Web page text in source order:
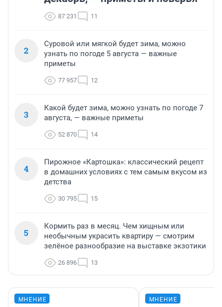
87 231 11
2
Суровой или мягкой будет зима, можно
узнать по погоде 5 августа — важные
приметы
77 957 12
3
Какой будет зима, можно узнать по погоде 7
августа, — важные приметы
52 870 14
4
Пирожное «Картошка»: классический рецепт
в домашних условиях с тем самым вкусом из
детства
30 795 15
5
Кормить раз в месяц. Чем хищным или
необычным украсить квартиру — смотрим
зелёное разнообразие на выставке экзотики
26 896 13
МНЕНИЕ МНЕНИЕ